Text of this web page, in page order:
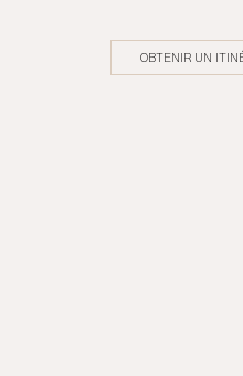
OBTENIR UN